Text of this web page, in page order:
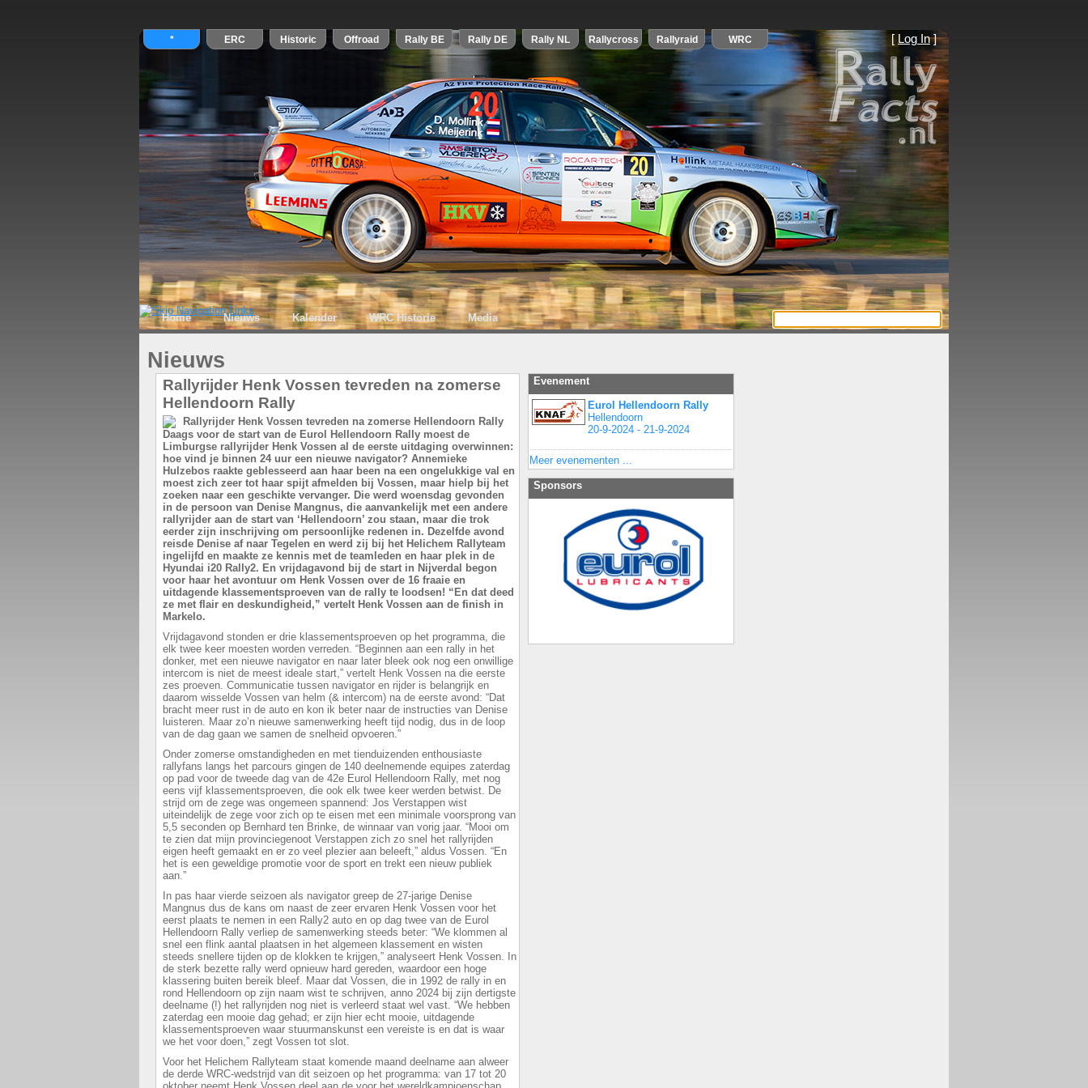
[ Log In]
Home Nieuws Kalender WRC Historie Media
Nieuws
Rallyrijder Henk Vossen tevreden na zomerse
Hellendoorn Rally
Daags voor de start van de Eurol Hellendoorn Rally moest de
Limburgse rallyrijder Henk Vossen al de eerste uitdaging overwinnen:
hoe vind je binnen 24 uur een nieuwe navigator? Annemieke
Hulzebos raakte geblesseerd aan haar been na een ongelukkige val en
moest zich zeer tot haar spijt afmelden bij Vossen, maar hielp bij het
zoeken naar een geschikte vervanger. Die werd woensdag gevonden
in de persoon van Denise Mangnus, die aanvankelijk met een andere
rallyrijder aan de start van ‘Hellendoorn’ zou staan, maar die trok
eerder zijn inschrijving om persoonlijke redenen in. Dezelfde avond
reisde Denise af naar Tegelen en werd zij bij het Helichem Rallyteam
ingelijfd en maakte ze kennis met de teamleden en haar plek in de
Hyundai i20 Rally2. En vrijdagavond bij de start in Nijverdal begon
voor haar het avontuur om Henk Vossen over de 16 fraaie en
uitdagende klassementsproeven van de rally te loodsen! “En dat deed
ze met flair en deskundigheid,” vertelt Henk Vossen aan de finish in
Markelo.
Vrijdagavond stonden er drie klassementsproeven op het programma, die
elk twee keer moesten worden verreden. “Beginnen aan een rally in het
donker, met een nieuwe navigator en naar later bleek ook nog een onwillige
intercom is niet de meest ideale start,” vertelt Henk Vossen na die eerste
zes proeven. Communicatie tussen navigator en rijder is belangrijk en
daarom wisselde Vossen van helm (& intercom) na de eerste avond: “Dat
bracht meer rust in de auto en kon ik beter naar de instructies van Denise
luisteren. Maar zo’n nieuwe samenwerking heeft tijd nodig, dus in de loop
van de dag gaan we samen de snelheid opvoeren.”
Onder zomerse omstandigheden en met tienduizenden enthousiaste
rallyfans langs het parcours gingen de 140 deelnemende equipes zaterdag
op pad voor de tweede dag van de 42e Eurol Hellendoorn Rally, met nog
eens vijf klassementsproeven, die ook elk twee keer werden betwist. De
strijd om de zege was ongemeen spannend: Jos Verstappen wist
uiteindelijk de zege voor zich op te eisen met een minimale voorsprong van
5,5 seconden op Bernhard ten Brinke, de winnaar van vorig jaar. “Mooi om
te zien dat mijn provinciegenoot Verstappen zich zo snel het rallyrijden
eigen heeft gemaakt en er zo veel plezier aan beleeft,” aldus Vossen. “En
het is een geweldige promotie voor de sport en trekt een nieuw publiek
aan.”
In pas haar vierde seizoen als navigator greep de 27-jarige Denise
Mangnus dus de kans om naast de zeer ervaren Henk Vossen voor het
eerst plaats te nemen in een Rally2 auto en op dag twee van de Eurol
Hellendoorn Rally verliep de samenwerking steeds beter: “We klommen al
snel een flink aantal plaatsen in het algemeen klassement en wisten
steeds snellere tijden op de klokken te krijgen,” analyseert Henk Vossen. In
de sterk bezette rally werd opnieuw hard gereden, waardoor een hoge
klassering buiten bereik bleef. Maar dat Vossen, die in 1992 de rally in en
rond Hellendoorn op zijn naam wist te schrijven, anno 2024 bij zijn dertigste
deelname (!) het rallyrijden nog niet is verleerd staat wel vast. “We hebben
zaterdag een mooie dag gehad; er zijn hier echt mooie, uitdagende
klassementsproeven waar stuurmanskunst een vereiste is en dat is waar
we het voor doen,” zegt Vossen tot slot.
Voor het Helichem Rallyteam staat komende maand deelname aan alweer
de derde WRC-wedstrijd van dit seizoen op het programma: van 17 tot 20
Evenement
Eurol Hellendoorn Rally
Hellendoorn
20-9-2024 - 21-9-2024
Meer evenementen ...
Sponsors